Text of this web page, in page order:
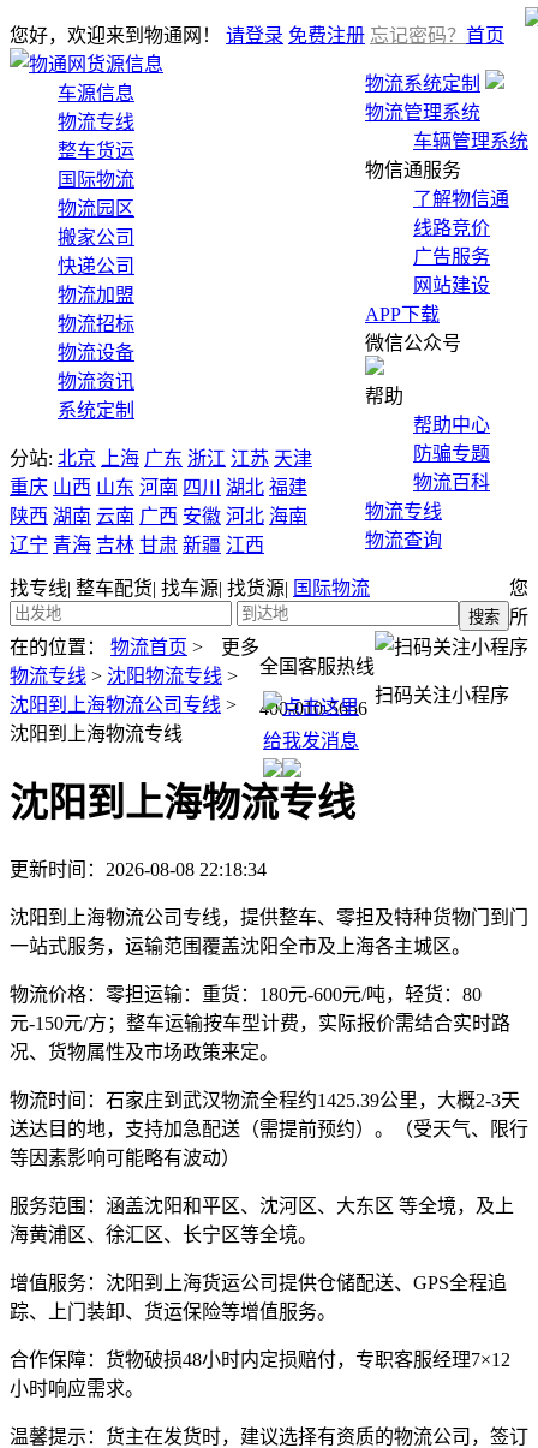
您好，欢迎来到物通网！ 请登录 免费注册 忘记密码？
物流系统定制
物流管理系统
车辆管理系统
物信通服务
了解物信通
线路竞价
广告服务
网站建设
APP下载
微信公众号
帮助
帮助中心
防骗专题
物流百科
物流专线
物流查询
找专线| 整车配货| 找车源| 找货源| 国际物流
全国客服热线
400-010-5656
扫码关注小程序
首页
货源信息
车源信息
物流专线
整车货运
国际物流
物流园区
搬家公司
快递公司
物流加盟
物流招标
物流设备
物流资讯
系统定制
分站: 北京 上海 广东 浙江 江苏 天津
重庆 山西 山东 河南 四川 湖北 福建
陕西 湖南 云南 广西 安徽 河北 海南
辽宁 青海 吉林 甘肃 新疆 江西
更多
您
所
在的位置：
物流首页 >
物流专线 > 沈阳物流专线 >
沈阳到上海物流公司专线 >
沈阳到上海物流专线
沈阳到上海物流专线
更新时间：2026-08-08 22:18:34
沈阳到上海物流公司专线，提供整车、零担及特种货物门到门
一站式服务，运输范围覆盖沈阳全市及上海各主城区。
物流价格： 零担运输：重货：180元-600元/吨，轻货：80
元-150元/方；整车运输按车型计费，实际报价需结合实时路
况、货物属性及市场政策来定。
物流时间： 石家庄到武汉物流全程约1425.39公里，大概2-3天
送达目的地，支持加急配送（需提前预约）。（受天气、限行
等因素影响可能略有波动）
服务范围： 涵盖沈阳和平区、沈河区、大东区 等全境，及上
海黄浦区、徐汇区、长宁区等全境。
增值服务： 沈阳到上海货运公司提供仓储配送、GPS全程追
踪、上门装卸、货运保险等增值服务。
合作保障： 货物破损48小时内定损赔付，专职客服经理7×12
小时响应需求。
温馨提示： 货主在发货时，建议选择有资质的物流公司，签订